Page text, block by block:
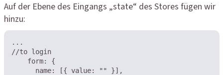
Auf der Ebene des Eingangs „state“ des Stores fügen wir
hinzu:
...
//to login
    form: {
      name: [{ value: "" }],